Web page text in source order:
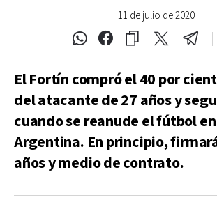
11 de julio de 2020
El Fortín compró el 40 por
del atacante de 27 años y
cuando se reanude el fútbol
Argentina. En principio,
años y medio de contrato.